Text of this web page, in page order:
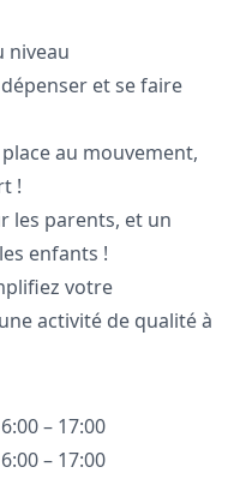
niveau
et se faire
au mouvement,
!
les parents, et un
enfants !
votre
activité de qualité à
– 17:00
– 17:00